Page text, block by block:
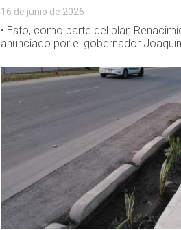
16 de junio de 2026
• Esto, como parte del plan
anunciado por el gobernador Joaquín